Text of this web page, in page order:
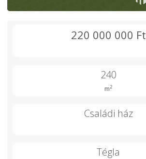
220 000 000 Ft
240
m2
Családi ház
Tégla